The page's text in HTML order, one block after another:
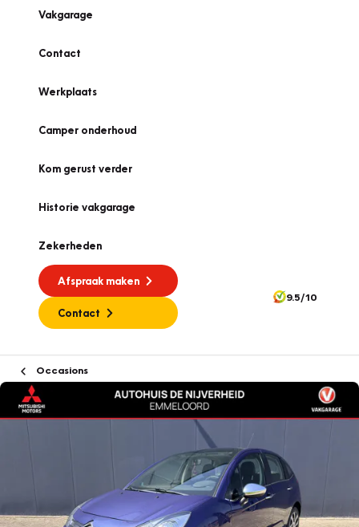
Vakgarage
Contact
Werkplaats
Camper onderhoud
Kom gerust verder
Historie vakgarage
Zekerheden
Afspraak maken
Contact
9.5/10
Occasions